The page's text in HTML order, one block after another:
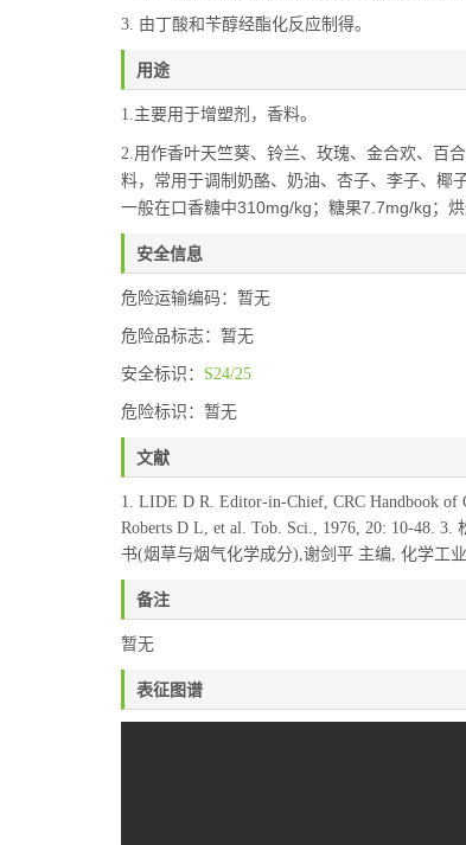
3. 由丁酸和苄醇经酯化反应制得。
用途
1.主要用于增塑剂，香料。
2. 用作香叶天竺葵、铃兰、玫瑰、金合欢、百
料，常用于调制奶酪、奶油、杏子、李子、椰
一般在口香糖中310mg/kg；糖果7.7mg/kg；
安全信息
危险运输编码：暂无
危险品标志：暂无
安全标识： S24/25
危险标识：暂无
文献
1. LIDE D R. Editor-in-Chief, CRC Handbook of
Roberts D L, et al. Tob. Sci., 1976, 20: 10-48.
书(烟草与烟气化学成分),谢剑平 主编, 化学工业
备注
暂无
表征图谱